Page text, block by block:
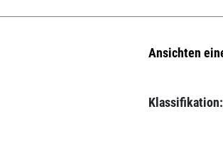
Ansichten
Klassifikation: